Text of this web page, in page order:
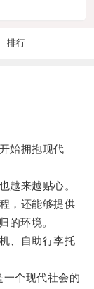
排行
始拥抱现代
来越贴心。
，还能够提供
的环境。
、自助行李托
个现代社会的